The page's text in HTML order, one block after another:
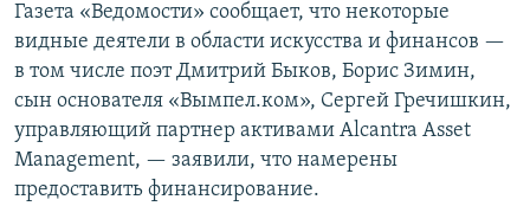
Газета «Ведомости» сообщает, что некоторые
видные деятели в области искусства и финансов —
в том числе поэт Дмитрий Быков, Борис Зимин,
сын основателя «Вымпел.ком», Сергей Гречишкин,
управляющий партнер активами Alcantra Asset
Management, — заявили, что намерены
предоставить финансирование.